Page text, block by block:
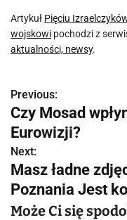
Artykuł Pięciu
wojskowi pochodzi z
aktualności, newsy.
N
a
w
i
g
Previous:
Czy Mosad
Eurowizji?
Next:
Masz ładne
Poznania Jest
Może Ci się